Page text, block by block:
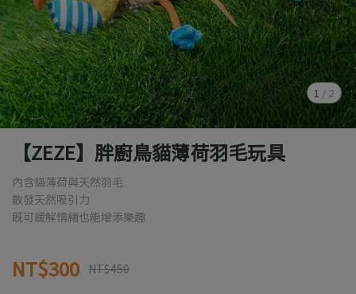
1 / 2
【ZEZE】胖廚鳥貓薄荷羽毛玩具
內含貓薄荷與天然羽毛
散發天然吸引力
既可緩解情緒也能增添樂趣
NT$300 NT$450